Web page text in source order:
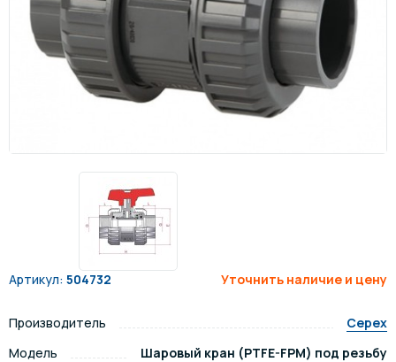
Артикул: 504732 Уточнить наличие и цену
Производитель
Cepex
Модель
Шаровый кран (PTFE-FPM) под резьбу